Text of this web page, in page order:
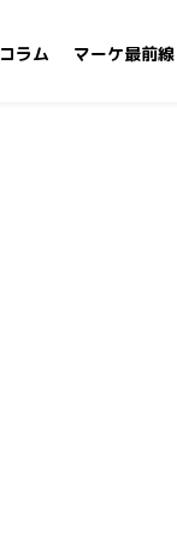
コラム マーケ最前線